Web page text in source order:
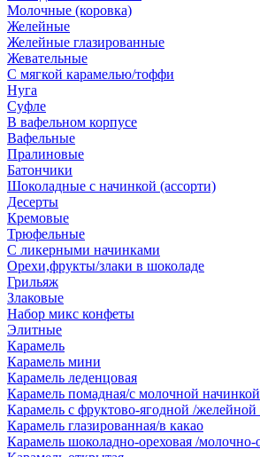
Молочные (коровка)
Желейные
Желейные глазированные
Жевательные
С мягкой карамелью/тоффи
Нуга
Суфле
В вафельном корпусе
Вафельные
Пралиновые
Батончики
Шоколадные с начинкой (ассорти)
Десерты
Кремовые
Трюфельные
С ликерными начинками
Орехи,фрукты/злаки в шоколаде
Грильяж
Злаковые
Набор микс конфеты
Элитные
Карамель
Карамель мини
Карамель леденцовая
Карамель помадная/с молочной начинкой
Карамель с фруктово-ягодной /желейной
Карамель глазированная/в какао
Карамель шоколадно-ореховая /молочно-